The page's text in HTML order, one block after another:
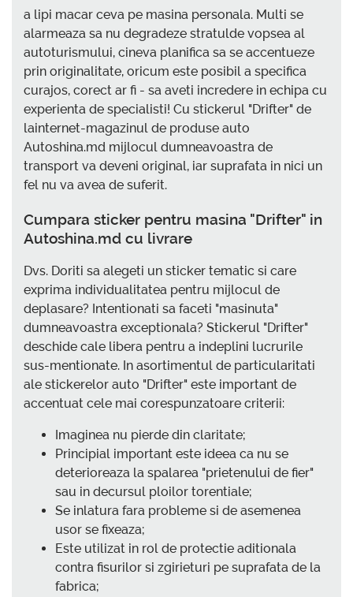
a lipi macar ceva pe masina personala. Multi se
alarmeaza sa nu degradeze stratulde vopsea al
autoturismului, cineva planifica sa se accentueze
prin originalitate, oricum este posibil a specifica
curajos, corect ar fi - sa aveti incredere in echipa cu
experienta de specialisti! Cu stickerul "Drifter" de
lainternet-magazinul de produse auto
Autoshina.md mijlocul dumneavoastra de
transport va deveni original, iar suprafata in nici un
fel nu va avea de suferit.
Cumpara sticker pentru masina "Drifter" in
Autoshina.md cu livrare
Dvs. Doriti sa alegeti un sticker tematic si care
exprima individualitatea pentru mijlocul de
deplasare? Intentionati sa faceti "masinuta"
dumneavoastra exceptionala? Stickerul "Drifter"
deschide cale libera pentru a indeplini lucrurile
sus-mentionate. In asortimentul de particularitati
ale stickerelor auto "Drifter" este important de
accentuat cele mai corespunzatoare criterii:
Imaginea nu pierde din claritate;
Principial important este ideea ca nu se
deterioreaza la spalarea "prietenului de fier"
sau in decursul ploilor torentiale;
Se inlatura fara probleme si de asemenea
usor se fixeaza;
Este utilizat in rol de protectie aditionala
contra fisurilor si zgirieturi pe suprafata de la
fabrica;